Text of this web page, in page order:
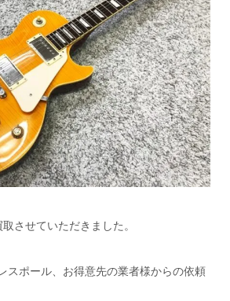
させていただきました。
スポール、お得意先の業者様からの依頼